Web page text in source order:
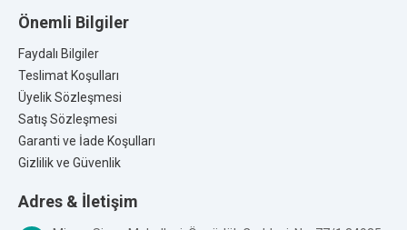
Önemli Bilgiler
Faydalı Bilgiler
Teslimat Koşulları
Üyelik Sözleşmesi
Satış Sözleşmesi
Garanti ve İade Koşulları
Gizlilik ve Güvenlik
Adres & İletişim